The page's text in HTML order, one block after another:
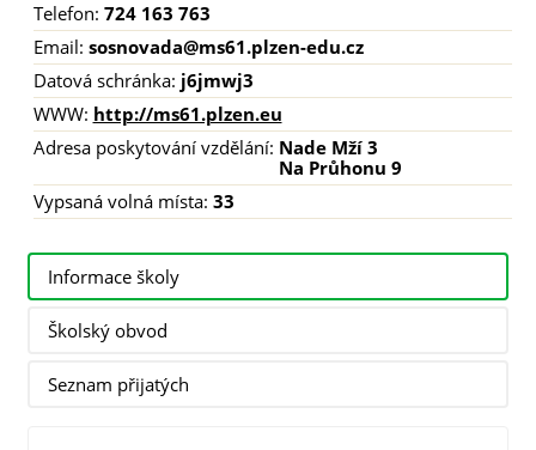
Telefon: 724 163 763
Email: sosnovada@ms61.plzen-edu.cz
Datová schránka: j6jmwj3
WWW: http://ms61.plzen.eu
Adresa poskytování vzdělání: Nade Mží 3
Na Průhonu 9
Vypsaná volná místa: 33
Informace školy
Školský obvod
Seznam přijatých